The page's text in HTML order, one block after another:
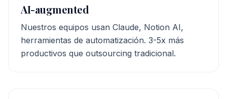
AI-augmented
Nuestros equipos usan Claude, Notion AI,
herramientas de automatización. 3-5x más
productivos que outsourcing tradicional.